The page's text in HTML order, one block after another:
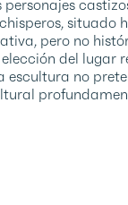
situado
pero no
elección del lugar
no